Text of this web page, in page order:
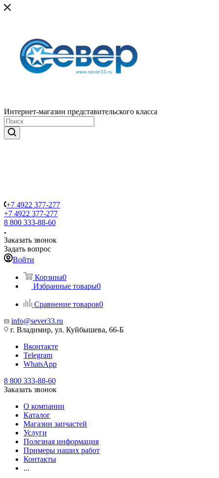
Интернет-магазин представительского класса
+7 4922 377-277
+7 4922 377-277
8 800 333-88-60
Заказать звонок
Задать вопрос
Войти
Корзина0
Избранные товары0
Сравнение товаров0
info@sever33.ru
г. Владимир, ул. Куйбышева, 66-Б
Вконтакте
Telegram
WhatsApp
8 800 333-88-60
Заказать звонок
О компании
Каталог
Магазин запчастей
Услуги
Полезная информация
Примеры наших работ
Контакты
...